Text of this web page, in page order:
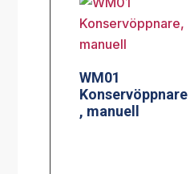
WM01
Konservöppnare
, manuell